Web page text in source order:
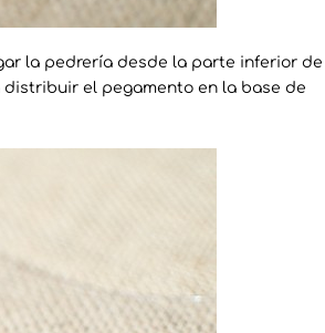
la pedrería desde la parte inferior de
el pegamento en la base de